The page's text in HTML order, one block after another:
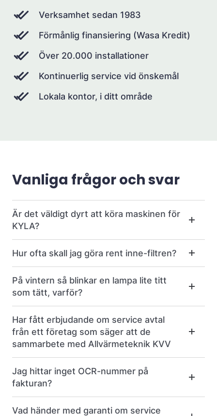
Verksamhet sedan 1983
Förmånlig finansiering (Wasa Kredit)
Över 20.000 installationer
Kontinuerlig service vid önskemål
Lokala kontor, i ditt område
Vanliga frågor och svar
Är det väldigt dyrt att köra maskinen för
KYLA?
Hur ofta skall jag göra rent inne-filtren?
På vintern så blinkar en lampa lite titt
som tätt, varför?
Har fått erbjudande om service avtal
från ett företag som säger att de
sammarbete med Allvärmeteknik KVV
Jag hittar inget OCR-nummer på
fakturan?
Vad händer med garanti om service